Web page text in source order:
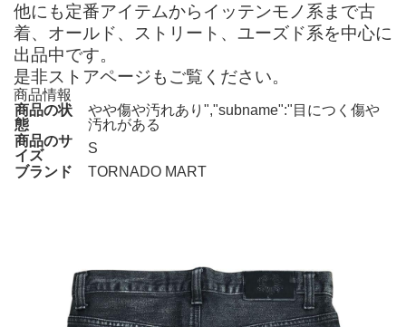
他にも定番アイテムからイッテンモノ系まで古
着、オールド、ストリート、ユーズド系を中心に
出品中です。
是非ストアページもご覧ください。
商品情報
商品の状
態
やや傷や汚れあり","subname":"目につく傷や
汚れがある
商品のサ
イズ
S
ブランド
TORNADO MART